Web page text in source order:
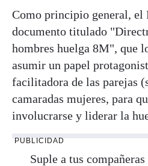
Como principio general, el
documento titulado
hombres huelga 8M", que
asumir un papel
facilitadora de las parejas
camaradas mujeres, para
involucrarse y liderar la
PUBLICIDAD
Suple a tus